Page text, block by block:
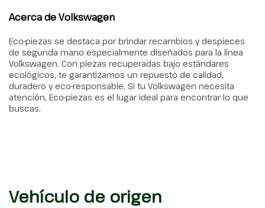
Acerca de Volkswagen
Eco-piezas se destaca por brindar recambios y despieces
de segunda mano especialmente diseñados para la línea
Volkswagen. Con piezas recuperadas bajo estándares
ecológicos, te garantizamos un repuesto de calidad,
duradero y eco-responsable. Si tu Volkswagen necesita
atención, Eco-piezas es el lugar ideal para encontrar lo que
buscas.
Vehículo de origen